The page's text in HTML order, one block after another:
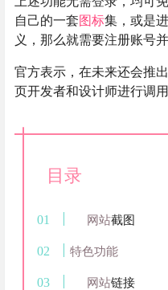
自己的一套图标集，或是
义，那么就需要注册账号
官方表示，在未来还会推
页开发者和设计师进行调
目录
网站截图
特色功能
网站链接